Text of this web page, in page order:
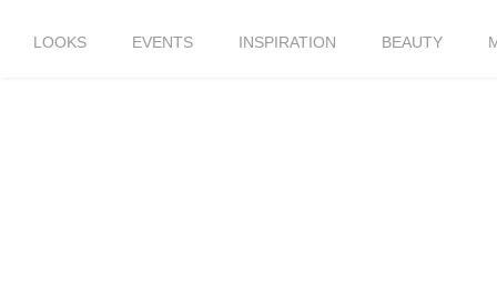
LOOKS EVENTS INSPIRATION BEAUTY